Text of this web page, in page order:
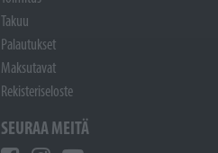
Takuu
Palautukset
Maksutavat
Rekisteriseloste
SEURAA MEITÄ